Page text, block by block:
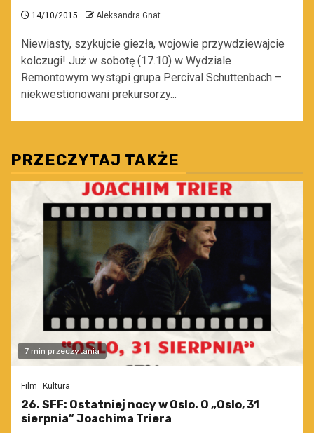
14/10/2015 Aleksandra Gnat
Niewiasty, szykujcie giezła, wojowie przywdziewajcie
kolczugi! Już w sobotę (17.10) w Wydziale
Remontowym wystąpi grupa Percival Schuttenbach –
niekwestionowani prekursorzy...
PRZECZYTAJ TAKŻE
7 min przeczytania
Film Kultura
26. SFF: Ostatniej nocy w Oslo. O „Oslo, 31
sierpnia” Joachima Triera